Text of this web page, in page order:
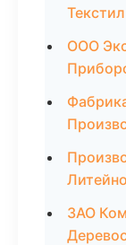
ООО
ЗАО